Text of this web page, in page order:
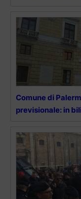
Comune di
previsionale: in